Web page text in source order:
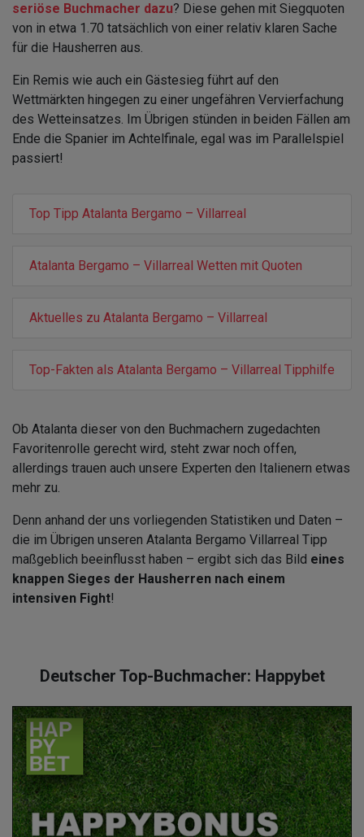
seriöse Buchmacher dazu? Diese gehen mit Siegquoten
von in etwa 1.70 tatsächlich von einer relativ klaren Sache
für die Hausherren aus.
Ein Remis wie auch ein Gästesieg führt auf den
Wettmärkten hingegen zu einer ungefähren Vervierfachung
des Wetteinsatzes. Im Übrigen stünden in beiden Fällen am
Ende die Spanier im Achtelfinale, egal was im Parallelspiel
passiert!
Top Tipp Atalanta Bergamo – Villarreal
Atalanta Bergamo – Villarreal Wetten mit Quoten
Aktuelles zu Atalanta Bergamo – Villarreal
Top-Fakten als Atalanta Bergamo – Villarreal Tipphilfe
Ob Atalanta dieser von den Buchmachern zugedachten
Favoritenrolle gerecht wird, steht zwar noch offen,
allerdings trauen auch unsere Experten den Italienern etwas
mehr zu.
Denn anhand der uns vorliegenden Statistiken und Daten –
die im Übrigen unseren Atalanta Bergamo Villarreal Tipp
maßgeblich beeinflusst haben – ergibt sich das Bild eines
knappen Sieges der Hausherren nach einem
intensiven Fight!
Deutscher Top-Buchmacher: Happybet